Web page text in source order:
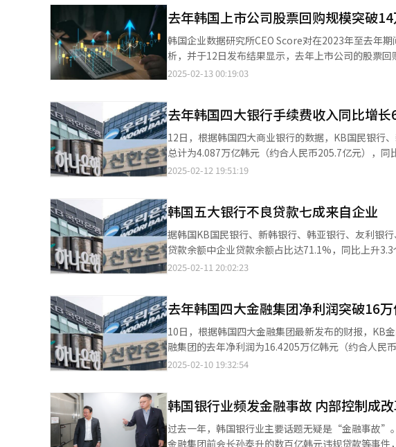
不应求的现象不仅推高了黄金价格，也促使投资者
济不确定性持续，投资者对安全资产的需求预计将进一
钟路区韩国黄金珠宝交易所展示的金条【图片提供 韩
增至上月底的8353亿韩元，增长了6.8%，而本月截至13日又增长了7.4%。 值
受到越来越多投资者的关注。因此，KB国民银行、
销售额达5.2889亿韩元，环比增长了15倍。 黄金购买热潮导致金条断货，部分投资者随即转向购买白银，这也导致
市面上白银供应紧张，韩国黄金交易所14日已经中
资受阻后出现的替代需求，需要注意切勿在过热氛围下跟风投资。 位于首尔市钟路区的韩国黄
情况，配送时间将延迟一至两周。 国际现货黄金价格持续走高，本月11日创下每盎司2942.7美元的盘中历史新高，
这也是国际现货黄金价格今年初以来第8次刷新历史
国民、新韩、友利银行销售的黄金银行账户达
户。 据韩国交易所消息，以本月11日数据为准，100克的金条每克金价为15.623万韩元（约合人民币786元），创下
自2014年3月黄金市场挂牌开业以来的历史最高纪录
1000亿韩元，6日和11日先后达到1113亿韩元和1019亿韩元。 路透社报道分析，投资者持续
产，从而应对特朗普政府一系列贸易关税政策可能
Missing Out）也称为推动黄金需求增长的关键因素
令未来降息可能性增大，特朗普贸易政策前景难测
量”还在进一步上升，各方预测，黄金价格突破每盎司
标准普尔500指数的涨幅（21%）。 随着金价飙涨和需求增加，预计金价将步步攀升的消费者开始出手囤货，开始出
现一“金”难求的现象。 韩国人素有在婴儿诞生百日
（3.75克）为单位，但高不可攀的金价也悄然改变了
价格为59.6万韩元，加上加工费、附加税等，一枚
也很难爽快地打开钱包，不少消费者开始将目光转向“缩水”的半钱
物来替代黄金，百货商店代金券、儿童推车等成为受欢迎的周岁礼物。 仁荷大学消费者
年轻人更重视礼物的实用性而非象征意义，在经济
用的物品，消费正在
去年韩国上市公司股票回购规模突破
韩国企业数据研究所CEO Score对在2023年至去年
析，并于12日发布结果显示，去年上市公司的股票
长72.8%。 与此同时，上市公司用于股票注销的规模也大幅增加。去年，上市公司用于注销自有股票的金额达到
体来看，去年进行股票回购的上市公司共有464家，
137家，增幅达42.7%。 在上市公司中，去年股票回购金额最高的企业是高丽亚铅，回购规模达2.1249万亿韩元。高
丽亚铅为了在与永丰集团的经营权争夺中占据优势
其次是三星电子，回购规模为1.9925万亿韩元。三星电
规模较大的企业还包括MERITZ金融集团（8624亿韩
融集团（3969亿韩元）等。 在股票注销方面，去年注销金额最高的上市公司是三星物产，注销规模达1.0289万亿韩
元。其后依次为KT&G（8617亿韩元）、SK创新（
2025-02-13 00:19:03
去年韩国四大银行手续费收入同比增
12日，根据韩国四大商业银行的数据，KB国民银行
总计为4.087万亿韩元（约合人民币205.7亿元），
增长。 在信托业务方面，去年四大商业银行的手续费收入为7310亿韩元，同比下降6.9%。据悉，信托手续费收入主
品，信托手续费收入也随之下降。 从各银行的数据来看，KB国民银行的信托手续费从2410亿韩元减至1830亿韩元，
减少24.1%；新韩银行从1820亿韩元减至1750亿韩
3.3%。 不过，四大银行通过销售保险产品填补了ELS业务收入下滑带来的空白。据了解，商业银行与保险机构合作
代销保险产品，从而获得更多手续费收入。去年，四
长35%。 具体来看，KB国民银行的保险业务手续费从1020亿韩元增至1440亿韩元，增长41.2%；新韩银行从350亿
至890亿韩元，增长20.3%。 业内人士表示：“去年ELS事件发生后，客户的偏好转向了定期存款或保险产品等更为
稳健的投资产品。在这种情况下，多家银行也积极推动保险
行【图片提供 韩联社】
2025-02-12 19:51:19
韩国五大银行不良贷款七成来自企业
据韩国KB国民银行、新韩银行、韩亚银行、友利银
贷款余额中企业贷款余额占比达71.1%，同比上升3.3个百分点。 从各银行来看，KB国民银行的
1.1766万亿韩元（约合人民币59.2亿元），同比增
80%，同比上升11个百分点；友利银行为74.2%，
点。然而，韩亚银行和新韩银行的企业贷款占比分
点。 这一现象的主要原因是去年企业不良贷款规模急剧扩大。过去一年，银行新增不良贷款余额为1.2402万亿韩元，
其中82.6%（1.0252万亿韩元）来自企业贷款。 分析指出，在高利率环境下，企业贷款规模大幅增长的同时，延期还
款等不良贷款的风险也随之增加，个体工商户等企业
点认为，今年企业不良贷款规模仍难以有效清收。美
别是本月10日（当地时间），特朗普宣布将对所有
定性。 业内人士表示：“受美国新政府政策的影响，汇率上升或进口物价上涨的幅度可能超出预期。在这种背景下，
2025-02-11 20:02:23
去年韩国四大金融集团净利润突破16
10日，根据韩国四大金融集团最新发布的财报，KB
融集团的去年净利润为16.4205万亿韩元（约合人民币824.7亿元），同
利润为5.0782万亿韩元，同比增长10.5%，稳居首位
亿韩元，同比增长23.1%。 业界分析认为，四大金融集团业绩增长的主要原因是贷款利率维持在高点，带动银行业利
息收入大幅增加。去年，四大金融集团旗下主要银
KB国民银行的利息收入最高，达到10.224万亿韩元
2025-02-10 19:32:54
韩国银行业频发金融事故 内部控制成
过去一年，韩国银行业主要话题无疑是“金融事故”
金融集团前会长孙泰升的数百亿韩元违规贷款等事件，内